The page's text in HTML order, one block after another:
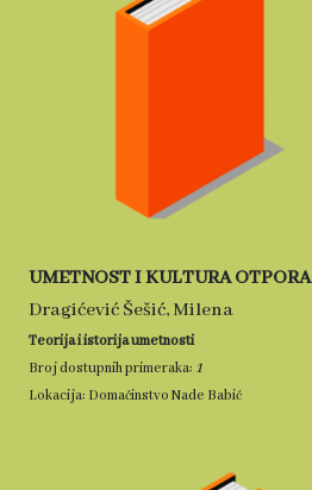
UMETNOST I KULTURA OTPORA
Dragićević Šešić, Milena
Teorija i istorija umetnosti
Broj dostupnih primeraka: 1
Lokacija: Domaćinstvo Nade Babić